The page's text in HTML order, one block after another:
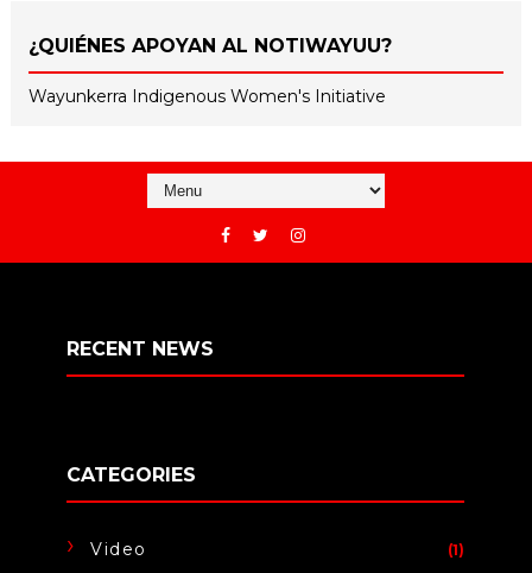
¿QUIÉNES APOYAN AL NOTIWAYUU?
Wayunkerra Indigenous Women's Initiative
RECENT NEWS
CATEGORIES
Video (1)